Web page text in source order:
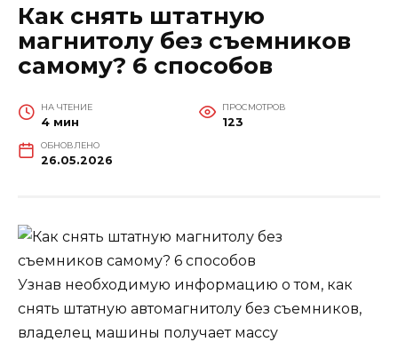
Как снять штатную
магнитолу без съемников
самому? 6 способов
НА ЧТЕНИЕ
4 мин
ПРОСМОТРОВ
123
ОБНОВЛЕНО
26.05.2026
Узнав необходимую информацию о том, как
снять штатную автомагнитолу без съемников,
владелец машины получает массу